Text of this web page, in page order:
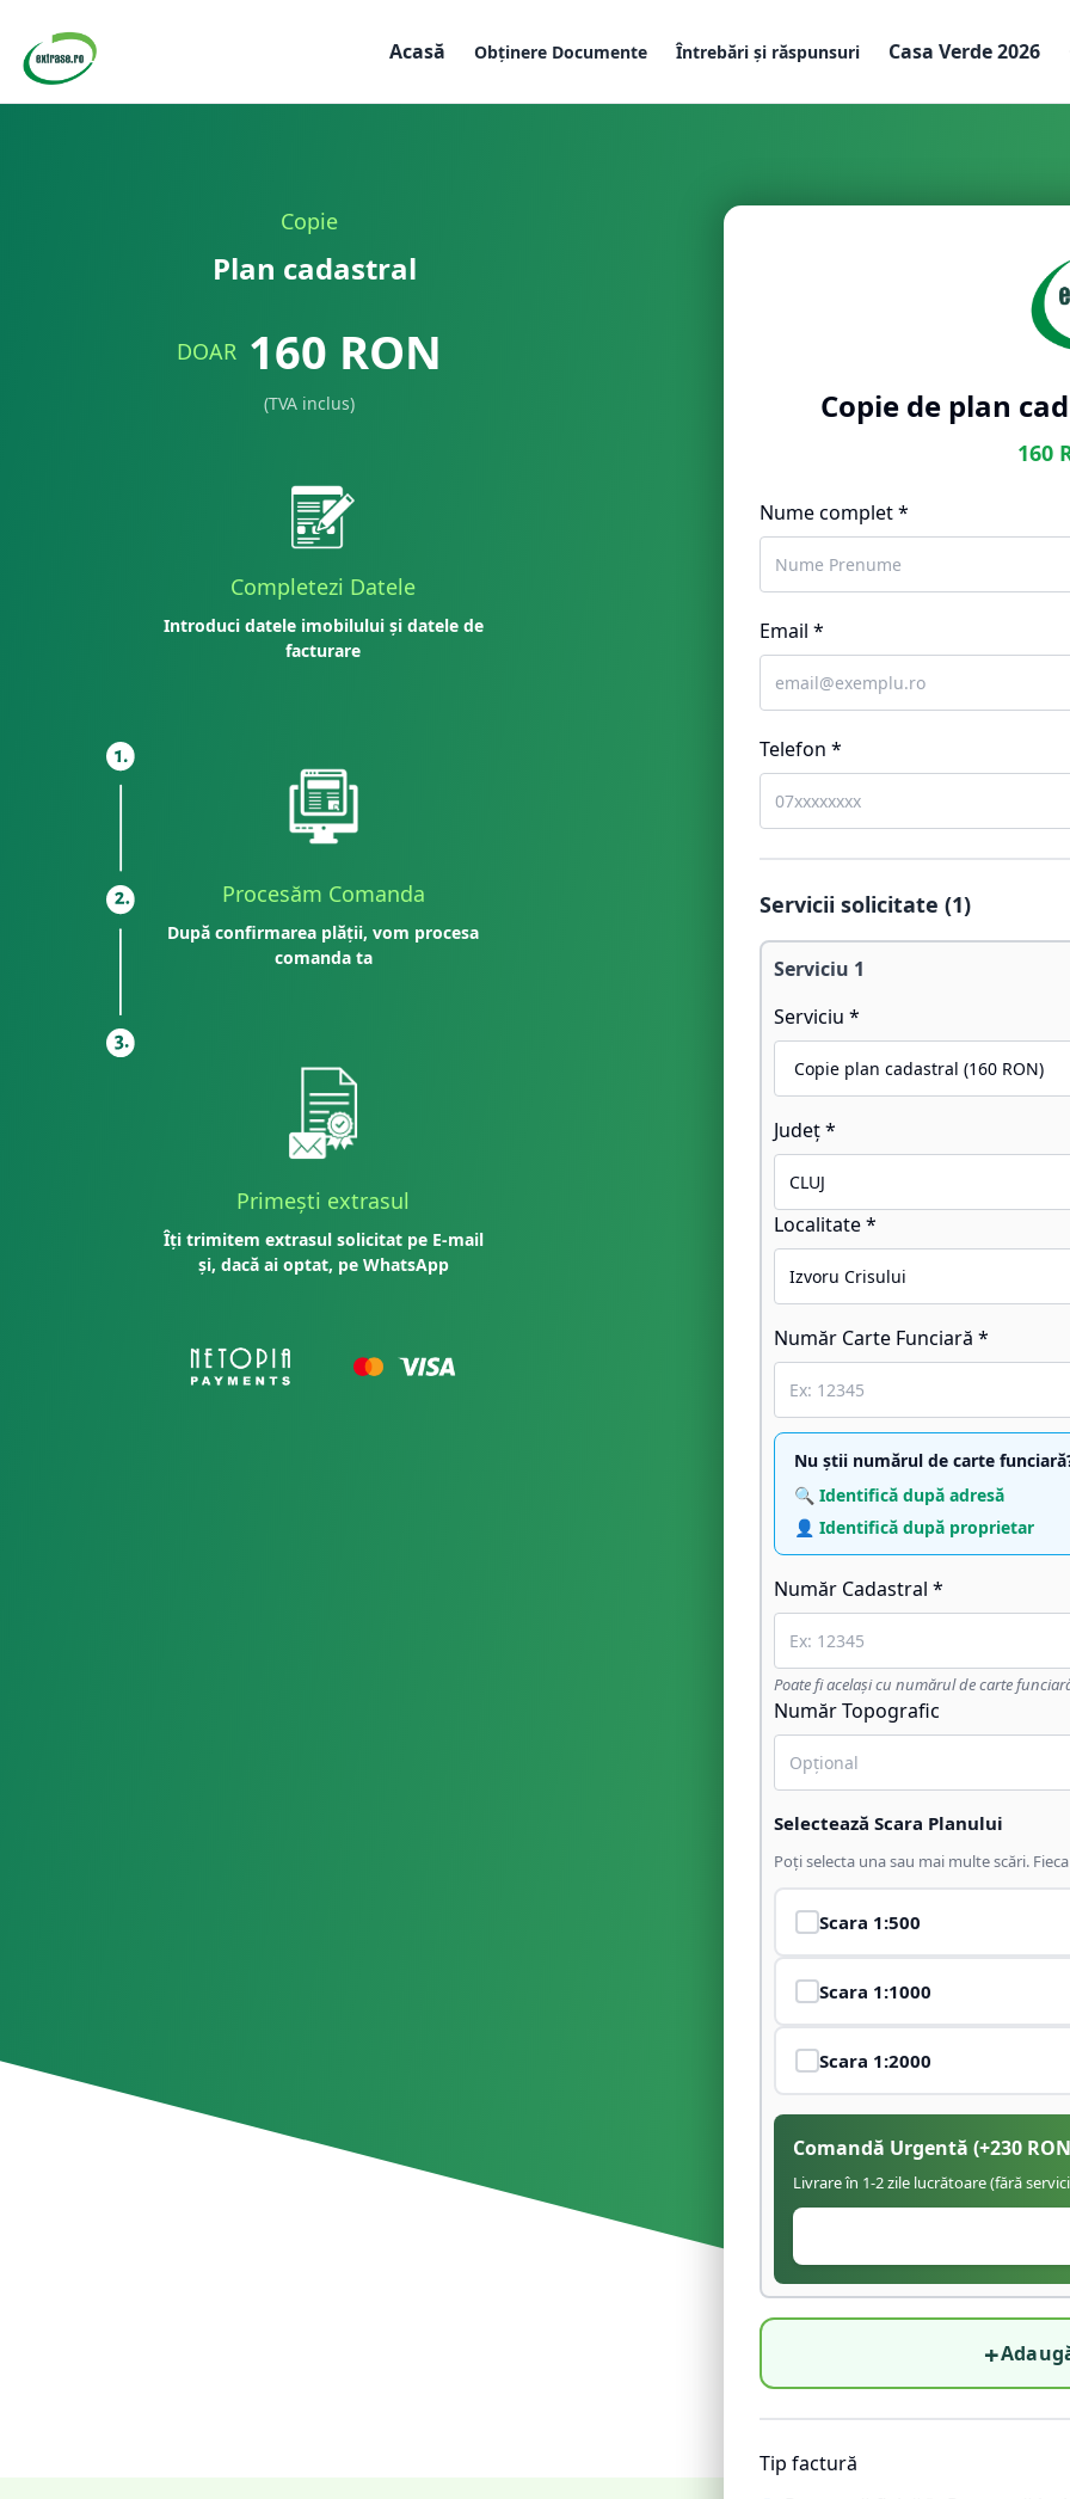
Acasă Obținere Documente Întrebări și răspunsuri Casa Verde 2026
Copie
Plan cadastral
DOAR 160 RON
(TVA inclus)
Completezi Datele
Introduci datele imobilului și datele de
facturare
Procesăm Comanda
După confirmarea plății, vom procesa
comanda ta
Primești extrasul
Îți trimitem extrasul solicitat pe E-mail
și, dacă ai optat, pe WhatsApp
Copie de plan
160
Nume complet *
Email *
Telefon *
Servicii solicitate (1)
Serviciu 1
Serviciu *
Județ *
Localitate *
Număr Carte Funciară *
Nu știi numărul de carte
🔍 Identifică după adresă
👤 Identifică după proprietar
Număr Cadastral *
Poate fi același cu numărul de carte
Număr Topografic
Selectează Scara Planului
Poți selecta una sau mai multe scări.
Scara 1:500
Scara 1:1000
Scara 1:2000
Comandă Urgentă (+230
Livrare în 1-2 zile lucrătoare (fără
+
Tip factură